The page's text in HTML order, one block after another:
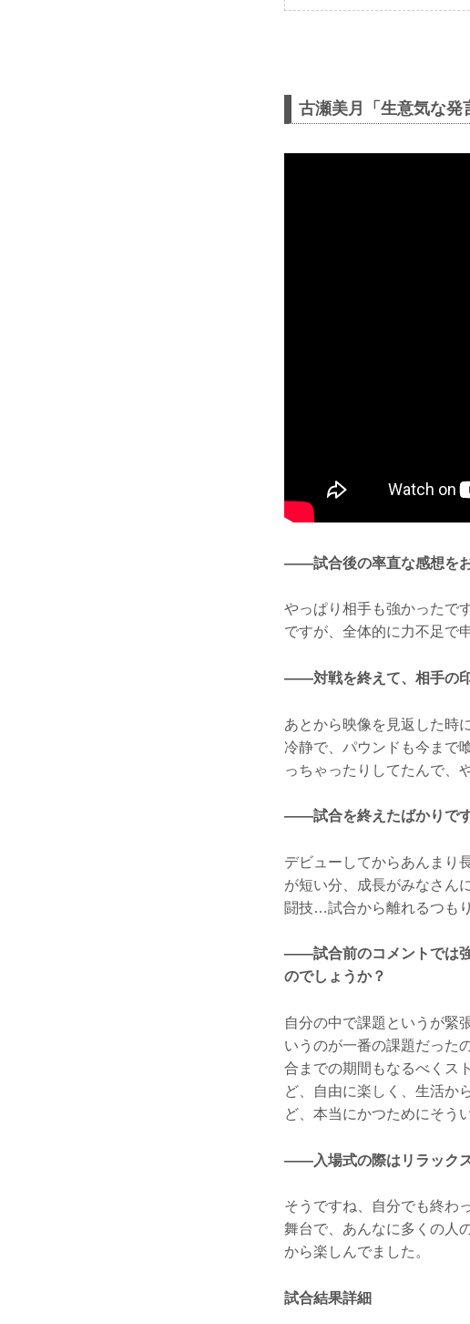
古瀬美月「生意気な発
——試合後の率直な感想をお
やっぱり相手も強かったで
ですが、全体的に力不足で
——対戦を終えて、相手の印
あとから映像を見返した時
冷静で、パウンドも今まで
っちゃったりしてたんで、
——試合を終えたばかりです
デビューしてからあんまり
が短い分、成長がみなさん
闘技…試合から離れるつも
——試合前のコメントでは
のでしょうか？
自分の中で課題というが緊
いうのが一番の課題だった
合までの期間もなるべくス
ど、自由に楽しく、生活か
ど、本当にかつためにそう
——入場式の際はリラック
そうですね、自分でも終わ
舞台で、あんなに多くの人
から楽しんでました。
試合結果詳細